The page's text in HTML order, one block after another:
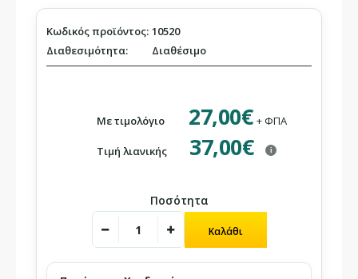
Κωδικός προϊόντος: 10520
Διαθεσιμότητα:
Διαθέσιμο
Με τιμολόγιο 27,00€ + ΦΠΑ
Τιμή λιανικής 37,00€ i
Ποσότητα